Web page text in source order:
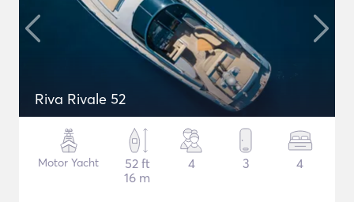
Riva Rivale 52
Motor Yacht
52 ft
16 m
4 3 4